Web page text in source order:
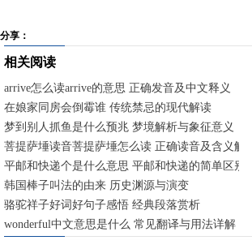
分享：
相关阅读
arrive怎么读arrive的意思 正确发音及中文释义
在娘家同房会倒霉谁 传统禁忌的现代解读
梦到别人抓鱼是什么预兆 梦境解析与象征意义
菩提萨埵读音菩提萨埵怎么读 正确读音及含义解析
平邮和快递个是什么意思 平邮和快递的简单区别
韩国棒子叫法的由来 历史渊源与演变
骆驼祥子好词好句子感悟 经典段落赏析
wonderful中文意思是什么 常见翻译与用法详解